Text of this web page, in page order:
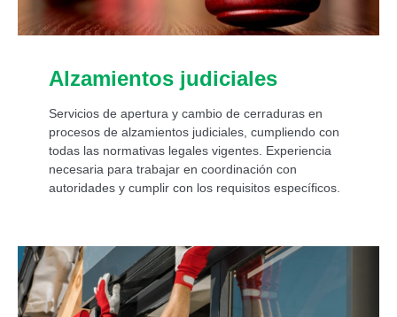
Alzamientos judiciales
Servicios de apertura y cambio de cerraduras en
procesos de alzamientos judiciales, cumpliendo con
todas las normativas legales vigentes. Experiencia
necesaria para trabajar en coordinación con
autoridades y cumplir con los requisitos específicos.